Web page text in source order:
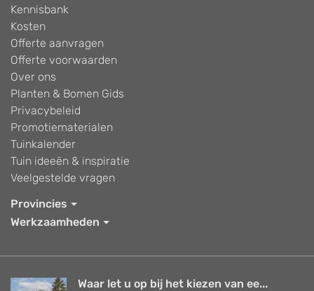
Kennisbank
Kosten
Offerte aanvragen
Offerte voorwaarden
Over ons
Planten & Bomen Gids
Privacybeleid
Promotiematerialen
Tuinkalender
Tuin ideeën & inspiratie
Veelgestelde vragen
Provincies
Werkzaamheden
Waar let u op bij het kiezen van ee...